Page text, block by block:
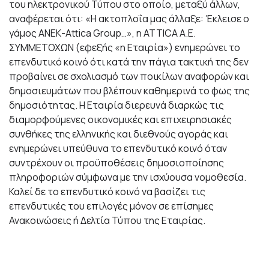
του ηλεκτρονικού Τύπου στο οποίο, μεταξύ άλλων,
αναφέρεται ότι: «H ακτοπλοΐα μας άλλαξε: Έκλεισε ο
γάμος ΑΝΕΚ-Αttica Group…», η ATTICA A.E.
ΣΥΜΜΕΤΟΧΩΝ (εφεξής «η Εταιρία») ενημερώνει το
επενδυτικό κοινό ότι κατά την πάγια τακτική της δεν
προβαίνει σε σχολιασμό των ποικίλων αναφορών και
δημοσιευμάτων που βλέπουν καθημερινά το φως της
δημοσιότητας. Η Εταιρία διερευνά διαρκώς τις
διαμορφούμενες οικονομικές και επιχειρησιακές
συνθήκες της ελληνικής και διεθνούς αγοράς και
ενημερώνει υπεύθυνα το επενδυτικό κοινό όταν
συντρέχουν οι προϋποθέσεις δημοσιοποίησης
πληροφοριών σύμφωνα με την ισχύουσα νομοθεσία.
Καλεί δε το επενδυτικό κοινό να βασίζει τις
επενδυτικές του επιλογές μόνον σε επίσημες
Ανακοινώσεις ή Δελτία Τύπου της Εταιρίας.